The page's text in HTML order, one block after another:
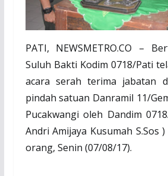
PATI, NEWSMETRO.CO –
Suluh Bakti Kodim 0718/Pati
acara serah terima jabatan
pindah satuan Danramil 11/
Pucakwangi oleh Dandim
Andri Amijaya Kusumah S.Sos
orang, Senin (07/08/17).